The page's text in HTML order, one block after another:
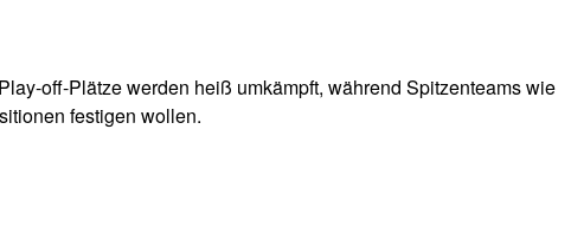
off-Plätze werden heiß umkämpft, während Spitzenteams wie
festigen wollen.